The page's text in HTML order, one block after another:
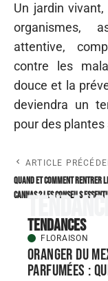
Un jardin
organismes,
attentive,
contre les
douce et la
deviendra un
pour des
ARTICLE
Quand et comment rentrer
cannas ? Les conseils
Tendances
FLORAISON
Oranger du
parfumées :